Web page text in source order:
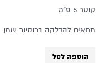
קוטר 5 ס"מ
מתאים להדלקה בכוסיות שמן
הוספה לסל